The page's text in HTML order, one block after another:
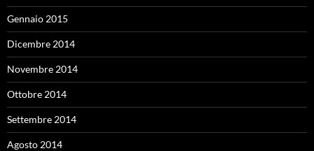
Gennaio 2015
Dicembre 2014
Novembre 2014
Ottobre 2014
Settembre 2014
Agosto 2014